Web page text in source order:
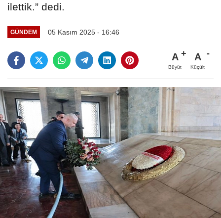
ilettik.” dedi.
GÜNDEM 05 Kasım 2025 - 16:46
A
Büyüt
A
Küçült